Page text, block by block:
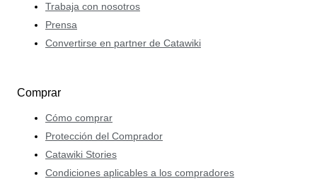
Trabaja con nosotros
Prensa
Convertirse en partner de Catawiki
Comprar
Cómo comprar
Protección del Comprador
Catawiki Stories
Condiciones aplicables a los compradores